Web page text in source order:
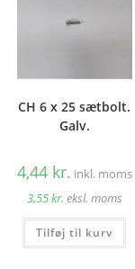
CH 6 x 25 sætbolt.
Galv.
4,44 kr. inkl. moms
3,55kr. eksl. moms
Tilføj til kurv